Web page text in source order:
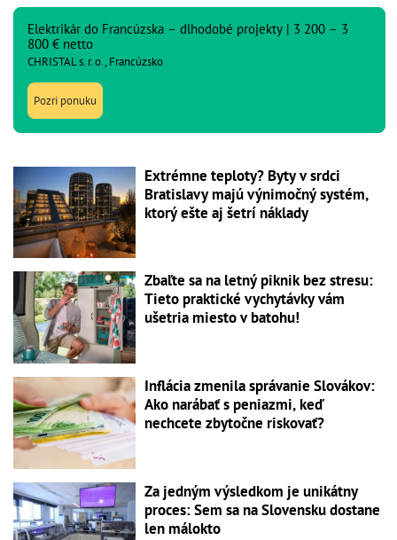
Elektrikár do Francúzska – dlhodobé projekty | 3 200 – 3
800 € netto
CHRISTAL s. r. o., Francúzsko
Pozri ponuku
Extrémne teploty? Byty v srdci
Bratislavy majú výnimočný systém,
ktorý ešte aj šetrí náklady
Zbaľte sa na letný piknik bez stresu:
Tieto praktické vychytávky vám
ušetria miesto v batohu!
Inflácia zmenila správanie Slovákov:
Ako narábať s peniazmi, keď
nechcete zbytočne riskovať?
Za jedným výsledkom je unikátny
proces: Sem sa na Slovensku dostane
len málokto